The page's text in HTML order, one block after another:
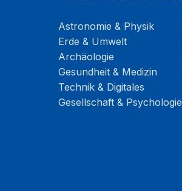
Astronomie & Physik
Erde & Umwelt
Archäologie
Gesundheit & Medizin
Technik & Digitales
Gesellschaft & Psychologie